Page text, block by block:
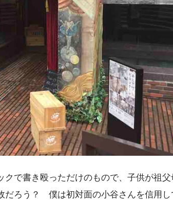
で書き殴っただけのもので、子供が祖父
だろう？ 僕は初対面の小谷さんを信用し